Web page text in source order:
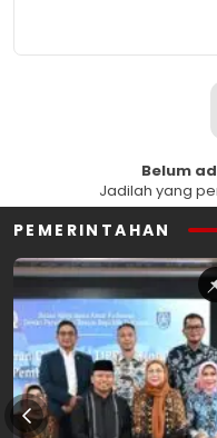
Belum
Jadilah yang
PEMERINTAHAN